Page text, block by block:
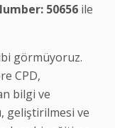
50656 ile
görmüyoruz.
CPD,
bilgi ve
geliştirilmesi ve